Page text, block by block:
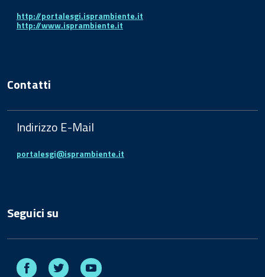
http://portalesgi.isprambiente.it
http://www.isprambiente.it
Contatti
Indirizzo E-Mail
portalesgi@isprambiente.it
Seguici su
Facebook Twitter